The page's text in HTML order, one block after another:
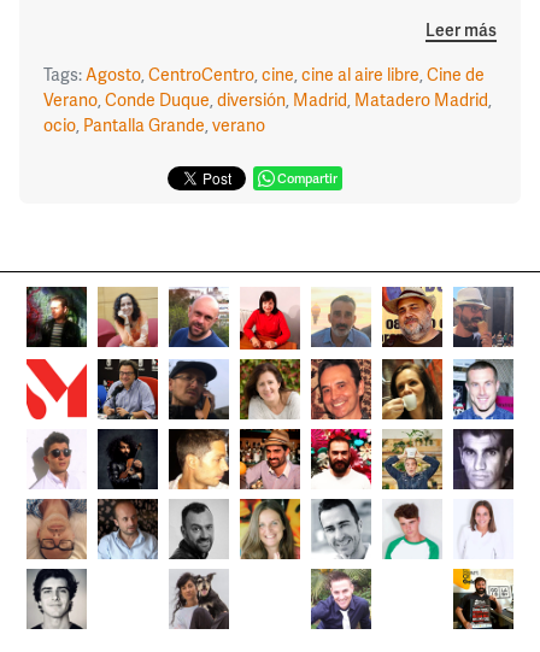
Leer más
Tags:Agosto,CentroCentro,cine,cine al aire libre,Cine de
Verano,Conde Duque,diversión, Madrid, Matadero Madrid,
ocio, Pantalla Grande,verano
Compartir